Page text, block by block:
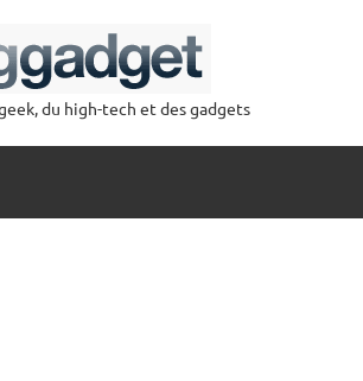
du high-tech et des gadgets